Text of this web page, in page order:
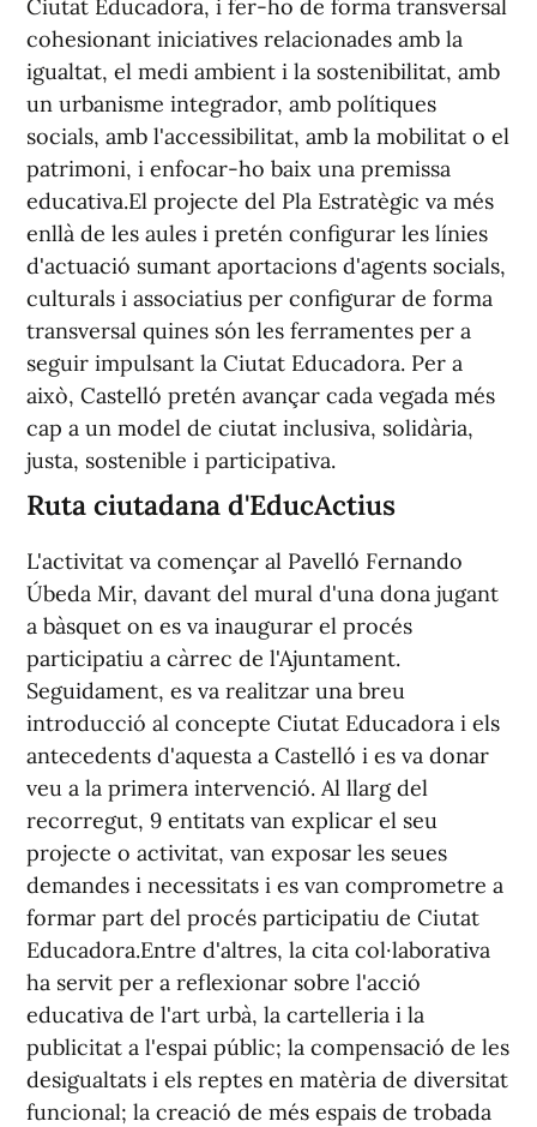
Ciutat Educadora, i fer-ho de forma transversal
cohesionant iniciatives relacionades amb la
igualtat, el medi ambient i la sostenibilitat, amb
un urbanisme integrador, amb polítiques
socials, amb l'accessibilitat, amb la mobilitat o el
patrimoni, i enfocar-ho baix una premissa
educativa.El projecte del Pla Estratègic va més
enllà de les aules i pretén configurar les línies
d'actuació sumant aportacions d'agents socials,
culturals i associatius per configurar de forma
transversal quines són les ferramentes per a
seguir impulsant la Ciutat Educadora. Per a
això, Castelló pretén avançar cada vegada més
cap a un model de ciutat inclusiva, solidària,
justa, sostenible i participativa.
Ruta ciutadana d'EducActius
L'activitat va començar al Pavelló Fernando
Úbeda Mir, davant del mural d'una dona jugant
a bàsquet on es va inaugurar el procés
participatiu a càrrec de l'Ajuntament.
Seguidament, es va realitzar una breu
introducció al concepte Ciutat Educadora i els
antecedents d'aquesta a Castelló i es va donar
veu a la primera intervenció. Al llarg del
recorregut, 9 entitats van explicar el seu
projecte o activitat, van exposar les seues
demandes i necessitats i es van comprometre a
formar part del procés participatiu de Ciutat
Educadora.Entre d'altres, la cita col·laborativa
ha servit per a reflexionar sobre l'acció
educativa de l'art urbà, la cartelleria i la
publicitat a l'espai públic; la compensació de les
desigualtats i els reptes en matèria de diversitat
funcional; la creació de més espais de trobada